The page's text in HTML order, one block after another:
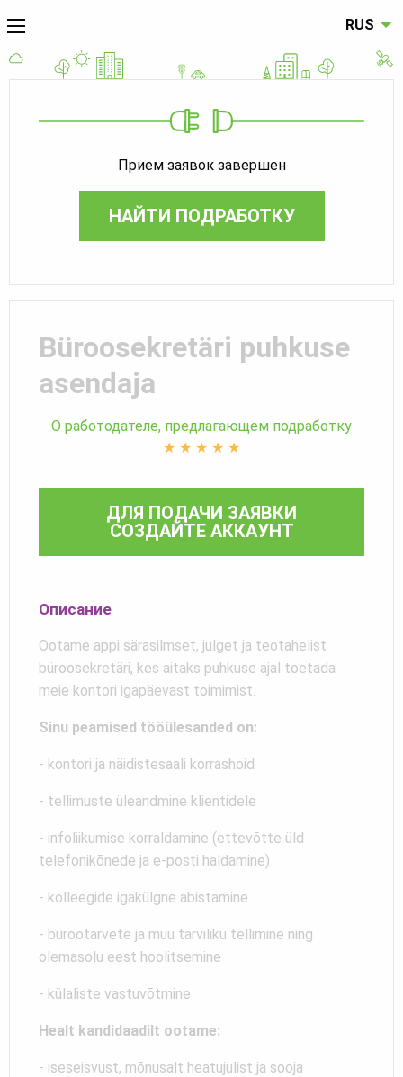
RUS
Прием заявок завершен
НАЙТИ ПОДРАБОТКУ
Büroosekretäri puhkuse
asendaja
О работодателе, предлагающем подработку
★ ★ ★ ★ ★
ДЛЯ ПОДАЧИ ЗАЯВКИ
СОЗДАЙТЕ АККАУНТ
Описание
Ootame appi särasilmset, julget ja teotahelist
büroosekretäri, kes aitaks puhkuse ajal toetada
meie kontori igapäevast toimimist.
Sinu peamised tööülesanded on:
- kontori ja näidistesaali korrashoid
- tellimuste üleandmine klientidele
- infoliikumise korraldamine (ettevõtte üld
telefonikõnede ja e-posti haldamine)
- kolleegide igakülgne abistamine
- bürootarvete ja muu tarviliku tellimine ning
olemasolu eest hoolitsemine
- külaliste vastuvõtmine
Healt kandidaadilt ootame:
- iseseisvust, mõnusalt heatujulist ja sooja